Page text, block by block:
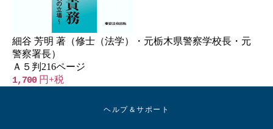
細谷 芳明 著（修士（法学）・元栃木県警察学校長・元
警察署長）
Ａ５判216ページ
1,700 円+税
ヘルプ＆サポート